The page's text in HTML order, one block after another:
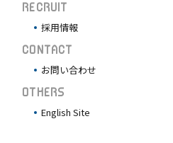
RECRUIT
採用情報
CONTACT
お問い合わせ
OTHERS
English Site